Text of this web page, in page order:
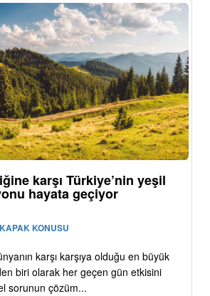
karşı Türkiye’nin yeşil
hayata geçiyor
KONUSU
karşı karşıya olduğu en büyük
biri olarak her geçen gün etkisini
sorunun çözüm...